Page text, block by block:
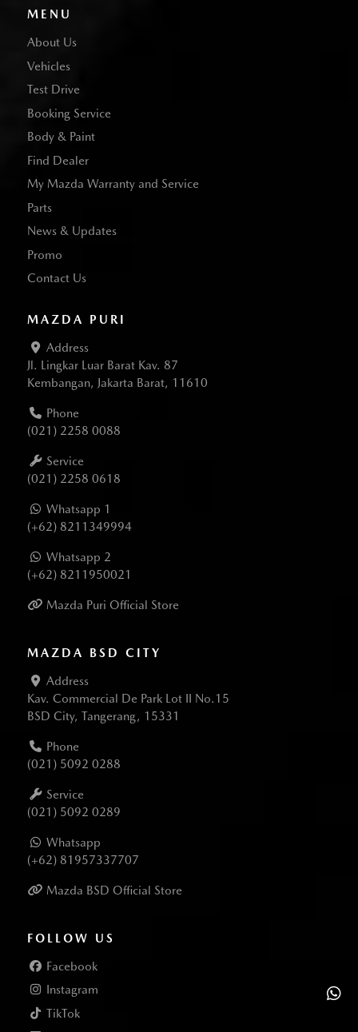
MENU
About Us
Vehicles
Test Drive
Booking Service
Body & Paint
Find Dealer
My Mazda Warranty and Service
Parts
News & Updates
Promo
Contact Us
MAZDA PURI
Address
Jl. Lingkar Luar Barat Kav. 87
Kembangan, Jakarta Barat, 11610
Phone
(021) 2258 0088
Service
(021) 2258 0618
Whatsapp 1
(+62) 8211349994
Whatsapp 2
(+62) 8211950021
Mazda Puri Official Store
MAZDA BSD CITY
Address
Kav. Commercial De Park Lot II No.15
BSD City, Tangerang, 15331
Phone
(021) 5092 0288
Service
(021) 5092 0289
Whatsapp
(+62) 81957337707
Mazda BSD Official Store
FOLLOW US
Facebook
Instagram
TikTok